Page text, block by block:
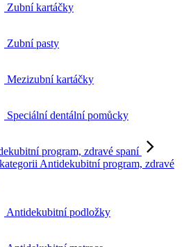
kategorii Antidekubitní program, zdravé